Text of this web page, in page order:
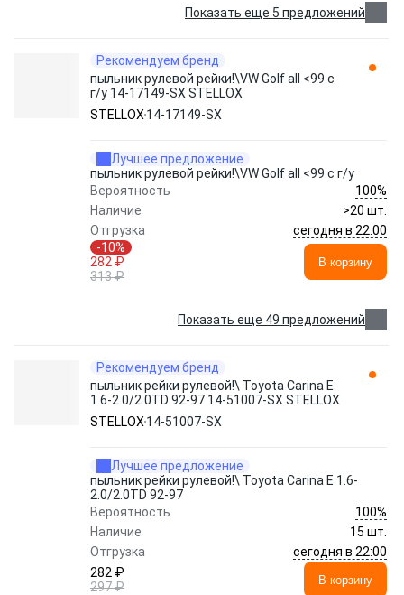
Показать еще 5 предложений
Рекомендуем бренд
пыльник рулевой рейки!\VW Golf all <99 с
г/у 14-17149-SX STELLOX
STELLOX 14-17149-SX
Лучшее предложение
пыльник рулевой рейки!\VW Golf all <99 с г/у
Вероятность
100%
Наличие
>20 шт.
Отгрузка
сегодня в 22:00
-10%
282 ₽
313 ₽
В корзину
Показать еще 49 предложений
Рекомендуем бренд
пыльник рейки рулевой!\ Toyota Carina E
1.6-2.0/2.0TD 92-97 14-51007-SX STELLOX
STELLOX 14-51007-SX
Лучшее предложение
пыльник рейки рулевой!\ Toyota Carina E 1.6-
2.0/2.0TD 92-97
Вероятность
100%
Наличие
15 шт.
Отгрузка
сегодня в 22:00
282 ₽
297 ₽
В корзину